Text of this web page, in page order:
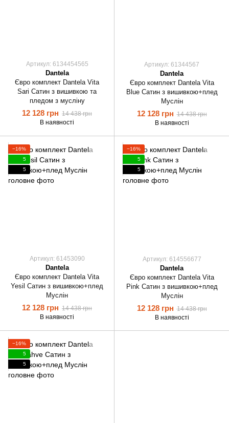
Артикул: 6134454565
Dantela
Євро комплект Dantela Vita
Sari Сатин з вишивкою та
пледом з мусліну
12 128 грн 14 438 грн
В наявності
Артикул: 61344567
Dantela
Євро комплект Dantela Vita
Blue Сатин з вишивкою+плед
Муслін
12 128 грн 14 438 грн
В наявності
−16%
5
5
Артикул: 61453090
Dantela
Євро комплект Dantela Vita
Yesil Сатин з вишивкою+плед
Муслін
12 128 грн 14 438 грн
В наявності
−16%
5
5
Артикул: 614556677
Dantela
Євро комплект Dantela Vita
Pink Сатин з вишивкою+плед
Муслін
12 128 грн 14 438 грн
В наявності
−16%
5
5